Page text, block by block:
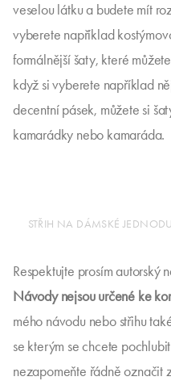
veselou látku a budete mít
vyberete například
formálnější šaty, které
když si vyberete například
decentní pásek, můžete si
kamarádky nebo kamaráda.
STŘIH NA DÁMSKÉ
Respektujte prosím autorský
Návody nejsou určené ke
mého návodu nebo střihu
se kterým se chcete
nezapomeňte řádně označit